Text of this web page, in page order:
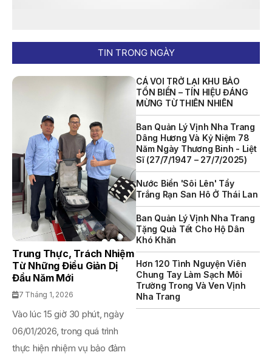
TIN TRONG NGÀY
Trung Thực, Trách Nhiệm
Từ Những Điều Giản Dị
Đầu Năm Mới
7 Tháng 1, 2026
Vào lúc 15 giờ 30 phút, ngày
06/01/2026, trong quá trình
thực hiện nhiệm vụ bảo đảm
CÁ VOI TRỞ LẠI KHU BẢO
TỒN BIỂN – TÍN HIỆU ĐÁNG
MỪNG TỪ THIÊN NHIÊN
Ban Quản Lý Vịnh Nha Trang
Dâng Hương Và Kỷ Niệm 78
Năm Ngày Thương Binh - Liệt
Sĩ (27/7/1947 – 27/7/2025)
Nước Biển 'sôi Lên' Tẩy
Trắng Rạn San Hô Ở Thái Lan
Ban Quản Lý Vịnh Nha Trang
Tặng Quà Tết Cho Hộ Dân
Khó Khăn
Hơn 120 Tình Nguyện Viên
Chung Tay Làm Sạch Môi
Trường Trong Và Ven Vịnh
Nha Trang
NỘI QUY BẾN THỦY NỘI ĐỊA BẾN TÀU DU LỊCH NHA TRANG
QUYẾT ĐỊNH 939/QĐ-VNT Về Việc Công Khai Thực Hiện
Dự Toán Thu – Chi Ngân Sách 6 Tháng Đầu Năm 2026
QUYẾT ĐỊNH 938/QĐ-VNT Về Việc Điều Chỉnh Phụ Lục Ban
Hành Kèm Theo Quyết Định Số 479/QĐ-VNT Ngày
07/04/2026
QUYẾT ĐỊNH 903/QĐ-VNT Vê Việc Công Khai Thực Hiện
Dự Toán Thu – Chi Ngân Sách Quý 2 Năm 2026
Dự Thảo Quyết Định Quy Định Cụ Thể Các Yếu Tố Để Ước
Tính Tổng Doanh Thu Phát Triển, Ước Tính Tổng Chi Phí
Phát Triển Của Thửa Đất, Khu Đất Khi Xác Định Giá Đất
Theo Phương Pháp Thặng Dư Và Các Yếu Tố Ảnh Hưởng
Đến Giá Đất Khi Xác Định Giá Đất Cụ Thể Trên Địa Bàn Tỉnh
Khánh Hòa
THÔNG BÁO Số 707/TB-VNT: Kết Quả Lựa Chọn Đơn Vị Tổ
Chức Đấu Giá Tài Sản Đối Với Mô Tô Nước Cứu Hộ VNT 01
Biển Số KH-0834
THÔNG BÁO Số 706/TB-VNT: Kết Quả Lựa Chọn Đơn Vị Tổ
Chức Đấu Giá Tài Sản Đối Với Ca Nô 200CV VNT 02 Biển
Số KH-0387